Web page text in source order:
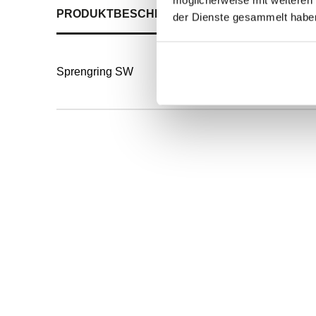
der Dienste gesammelt
PRODUKTBESCHREIBUNGALLE
Sprengring SW